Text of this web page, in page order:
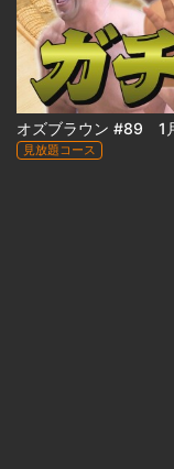
見放題コース